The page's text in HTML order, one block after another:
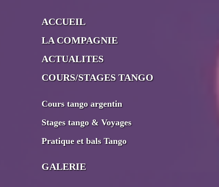
ACCUEIL
LA COMPAGNIE
ACTUALITES
COURS/STAGES TANGO
Cours tango argentin
Stages tango & Voyages
Pratique et bals Tango
GALERIE